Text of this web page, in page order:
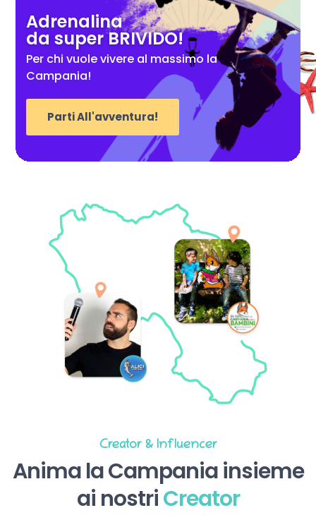
Adrenalina
da super BRIVIDO!
Per chi vuole vivere al massimo la
Campania!
Parti All'avventura!
Creator & Influencer
Anima la Campania insieme
ai nostriCreator